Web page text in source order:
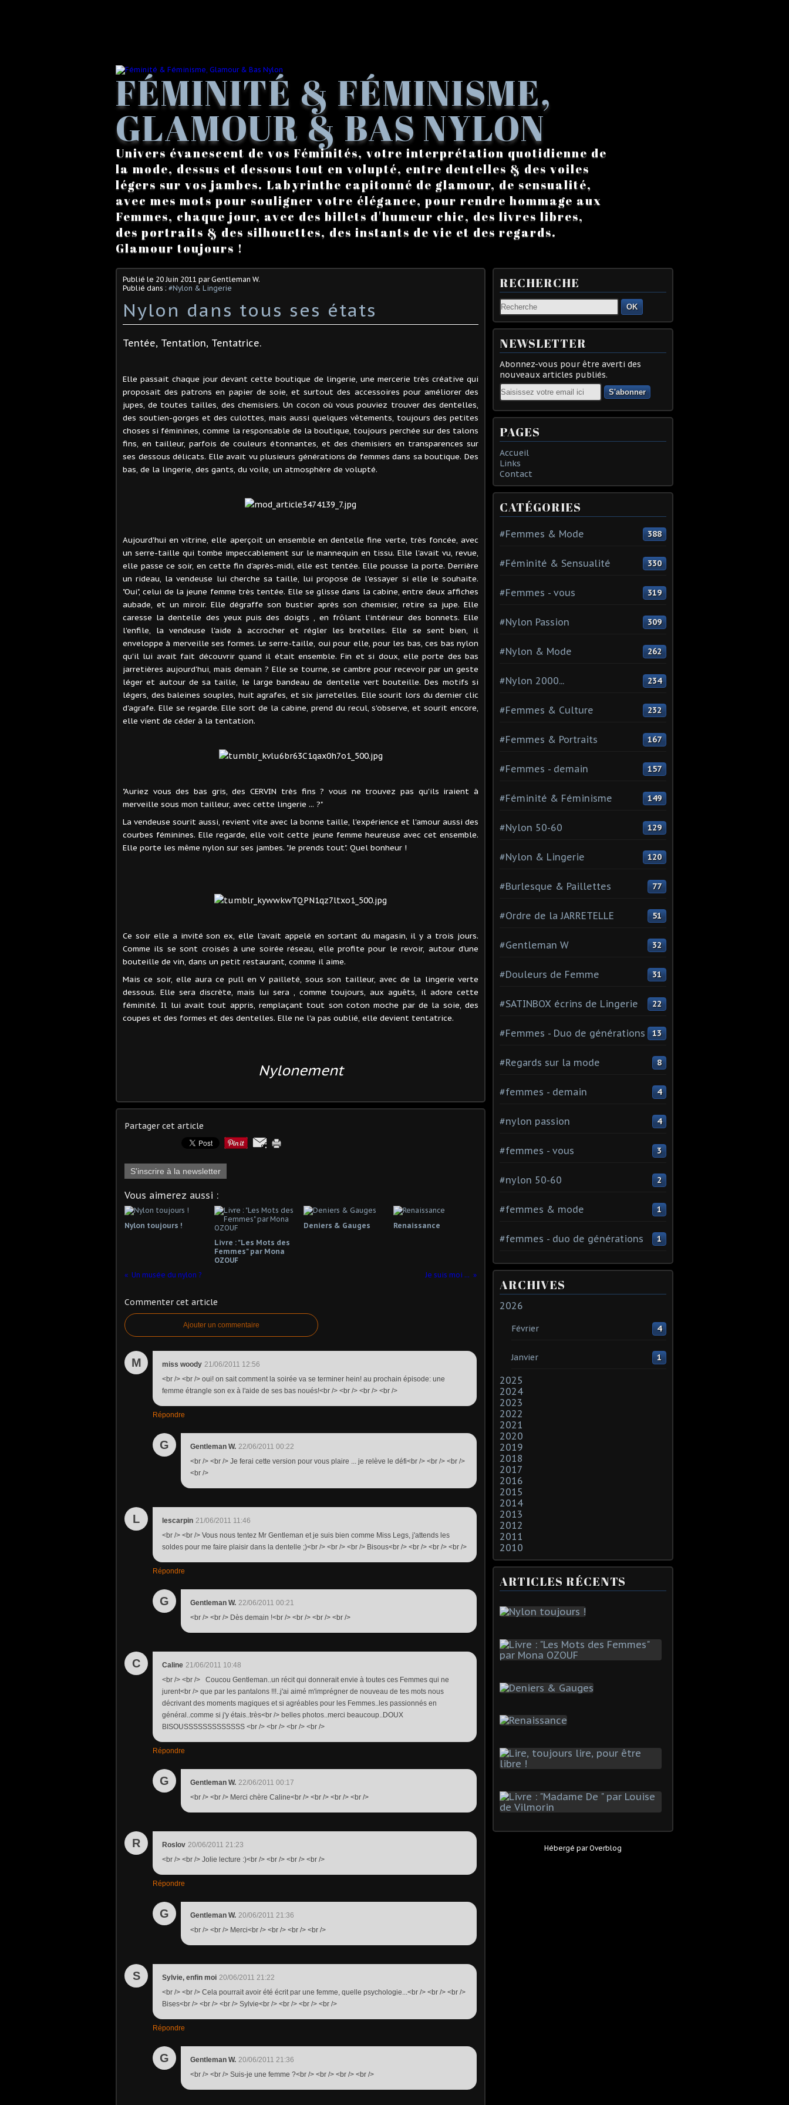
FÉMINITÉ & FÉMINISME,
GLAMOUR & BAS NYLON
Univers évanescent de vos Féminités, votre interprétation quotidienne de
la mode, dessus et dessous tout en volupté, entre dentelles & des voiles
légers sur vos jambes. Labyrinthe capitonné de glamour, de sensualité,
avec mes mots pour souligner votre élégance, pour rendre hommage aux
Femmes, chaque jour, avec des billets d'humeur chic, des livres libres,
des portraits & des silhouettes, des instants de vie et des regards.
Glamour toujours !
Publié le 20 Juin 2011 par Gentleman W.
Publié dans : #Nylon & Lingerie
Nylon dans tous ses états
Tentée, Tentation, Tentatrice.
Elle passait chaque jour devant cette boutique de lingerie, une mercerie très créative qui
proposait des patrons en papier de soie, et surtout des accessoires pour améliorer des
jupes, de toutes tailles, des chemisiers. Un cocon où vous pouviez trouver des dentelles,
des soutien-gorges et des culottes, mais aussi quelques vêtements, toujours des petites
choses si féminines, comme la responsable de la boutique, toujours perchée sur des talons
fins, en tailleur, parfois de couleurs étonnantes, et des chemisiers en transparences sur
ses dessous délicats. Elle avait vu plusieurs générations de femmes dans sa boutique. Des
bas, de la lingerie, des gants, du voile, un atmosphère de volupté.
Aujourd'hui en vitrine, elle aperçoit un ensemble en dentelle fine verte, très foncée, avec
un serre-taille qui tombe impeccablement sur le mannequin en tissu. Elle l'avait vu, revue,
elle passe ce soir, en cette fin d'après-midi, elle est tentée. Elle pousse la porte. Derrière
un rideau, la vendeuse lui cherche sa taille, lui propose de l'essayer si elle le souhaite.
"Oui", celui de la jeune femme très tentée. Elle se glisse dans la cabine, entre deux affiches
aubade, et un miroir. Elle dégraffe son bustier après son chemisier, retire sa jupe. Elle
caresse la dentelle des yeux puis des doigts , en frôlant l'intérieur des bonnets. Elle
l'enfile, la vendeuse l'aide à accrocher et régler les bretelles. Elle se sent bien, il
enveloppe à merveille ses formes. Le serre-taille, oui pour elle, pour les bas, ces bas nylon
qu'il lui avait fait découvrir quand il était ensemble. Fin et si doux, elle porte des bas
jarretières aujourd'hui, mais demain ? Elle se tourne, se cambre pour recevoir par un geste
léger et autour de sa taille, le large bandeau de dentelle vert bouteille. Des motifs si
légers, des baleines souples, huit agrafes, et six jarretelles. Elle sourit lors du dernier clic
d'agrafe. Elle se regarde. Elle sort de la cabine, prend du recul, s'observe, et sourit encore,
elle vient de céder à la tentation.
"Auriez vous des bas gris, des CERVIN très fins ? vous ne trouvez pas qu'ils iraient à
merveille sous mon tailleur, avec cette lingerie ... ?"
La vendeuse sourit aussi, revient vite avec la bonne taille, l'expérience et l'amour aussi des
courbes féminines. Elle regarde, elle voit cette jeune femme heureuse avec cet ensemble.
Elle porte les même nylon sur ses jambes. "Je prends tout". Quel bonheur !
Ce soir elle a invité son ex, elle l'avait appelé en sortant du magasin, il y a trois jours.
Comme ils se sont croisés à une soirée réseau, elle profite pour le revoir, autour d'une
bouteille de vin, dans un petit restaurant, comme il aime.
Mais ce soir, elle aura ce pull en V pailleté, sous son tailleur, avec de la lingerie verte
dessous. Elle sera discrète, mais lui sera , comme toujours, aux aguêts, il adore cette
féminité. Il lui avait tout appris, remplaçant tout son coton moche par de la soie, des
coupes et des formes et des dentelles. Elle ne l'a pas oublié, elle devient tentatrice.
Nylonement
Partager cet article
S'inscrire à la newsletter
Vous aimerez aussi :
Nylon toujours !
Livre : "Les Mots des
Femmes" par Mona
OZOUF
Deniers & Gauges Renaissance
Un musée du nylon ? Je suis moi ...
Commenter cet article
Ajouter un commentaire
M miss woody 21/06/2011 12:56
<br /> <br /> oui! on sait comment la soirée va se terminer hein! au prochain épisode: une
femme étrangle son ex à l'aide de ses bas noués!<br /> <br /> <br /> <br />
Répondre
G Gentleman W. 22/06/2011 00:22
<br /> <br /> Je ferai cette version pour vous plaire ... je relève le défi<br /> <br /> <br />
<br />
L lescarpin 21/06/2011 11:46
<br /> <br /> Vous nous tentez Mr Gentleman et je suis bien comme Miss Legs, j'attends les
soldes pour me faire plaisir dans la dentelle ;)<br /> <br /> <br /> Bisous<br /> <br /> <br /> <br />
Répondre
G Gentleman W. 22/06/2011 00:21
<br /> <br /> Dès demain !<br /> <br /> <br /> <br />
C Caline 21/06/2011 10:48
<br /> <br /> Coucou Gentleman..un récit qui donnerait envie à toutes ces Femmes qui ne
jurent<br /> que par les pantalons !!!..j'ai aimé m'imprégner de nouveau de tes mots nous
décrivant des moments magiques et si agréables pour les Femmes..les passionnés en
général..comme si j'y étais..très<br /> belles photos..merci beaucoup..DOUX
BISOUSSSSSSSSSSSSS <br /> <br /> <br /> <br />
Répondre
G Gentleman W. 22/06/2011 00:17
<br /> <br /> Merci chère Caline<br /> <br /> <br /> <br />
R Roslov 20/06/2011 21:23
<br /> <br /> Jolie lecture :)<br /> <br /> <br /> <br />
Répondre
G Gentleman W. 20/06/2011 21:36
<br /> <br /> Merci<br /> <br /> <br /> <br />
S Sylvie, enfin moi 20/06/2011 21:22
<br /> <br /> Cela pourrait avoir été écrit par une femme, quelle psychologie...<br /> <br /> <br />
Bises<br /> <br /> <br /> Sylvie<br /> <br /> <br /> <br />
Répondre
G Gentleman W. 20/06/2011 21:36
<br /> <br /> Suis-je une femme ?<br /> <br /> <br /> <br />
RECHERCHE
OK
NEWSLETTER
Abonnez-vous pour être averti des
nouveaux articles publiés.
Email
PAGES
Accueil
Links
Contact
CATÉGORIES
#Femmes & Mode 388
#Féminité & Sensualité 330
#Femmes - vous 319
#Nylon Passion 309
#Nylon & Mode 262
#Nylon 2000... 234
#Femmes & Culture 232
#Femmes & Portraits 167
#Femmes - demain 157
#Féminité & Féminisme 149
#Nylon 50-60 129
#Nylon & Lingerie 120
#Burlesque & Paillettes 77
#Ordre de la JARRETELLE 51
#Gentleman W 32
#Douleurs de Femme 31
#SATINBOX écrins de Lingerie 22
#Femmes - Duo de générations 13
#Regards sur la mode 8
#femmes - demain 4
#nylon passion 4
#femmes - vous 3
#nylon 50-60 2
#femmes & mode 1
#femmes - duo de générations 1
ARCHIVES
2026
Février 4
Janvier 1
2025
2024
2023
2022
2021
2020
2019
2018
2017
2016
2015
2014
2013
2012
2011
2010
ARTICLES RÉCENTS
Hébergé parOverblog